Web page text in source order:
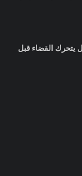
يتحرك القضاء قبل